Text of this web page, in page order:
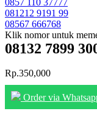
081212 9191 99
08567 666768
Klik nomor untuk
08132 7899
Rp.350,000
Order via